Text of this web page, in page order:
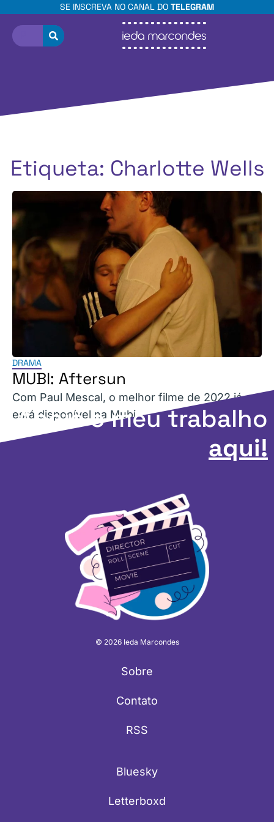
SE INSCREVA NO CANAL DO TELEGRAM
Etiqueta: Charlotte Wells
DRAMA
MUBI: Aftersun
Com Paul Mescal, o melhor filme de 2022 já
está disponível na Mubi.
Apoie o meu trabalho
aqui!
© 2026 Ieda Marcondes
Sobre
Contato
RSS
Bluesky
Letterboxd